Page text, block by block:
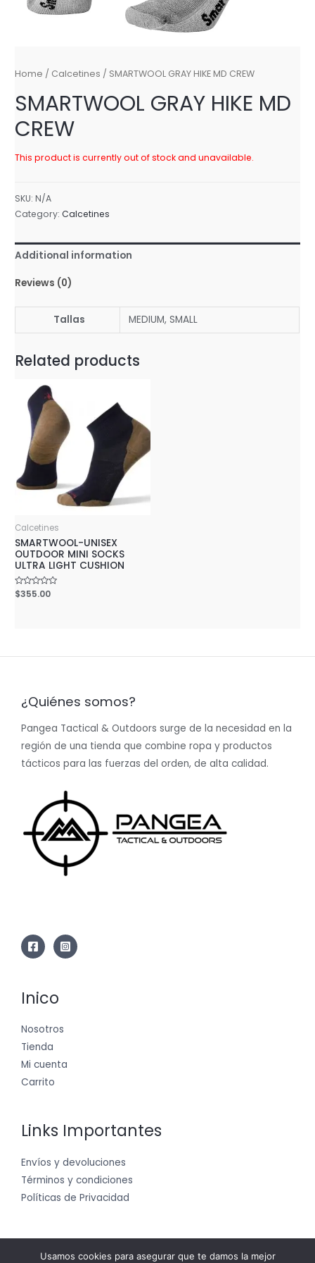
Home / Calcetines / SMARTWOOL GRAY HIKE MD CREW
SMARTWOOL GRAY HIKE MD
CREW
This product is currently out of stock and unavailable.
SKU:N/A
Category:Calcetines
Additional information
Reviews (0)
Tallas MEDIUM, SMALL
Related products
Calcetines
SMARTWOOL-UNISEX
OUTDOOR MINI SOCKS
ULTRA LIGHT CUSHION
Rated
0
$355.00
¿Quiénes somos?
Pangea Tactical & Outdoors surge de la necesidad en la
región de una tienda que combine ropa y productos
tácticos para las fuerzas del orden, de alta calidad.
Inico
Nosotros
Tienda
Mi cuenta
Carrito
Links Importantes
Envíos y devoluciones
Términos y condiciones
Políticas de Privacidad
Usamos cookies para asegurar que te damos la mejor